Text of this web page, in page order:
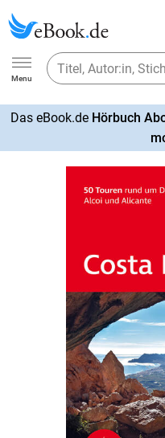
Ebook.de
Menu
Das eBook.de Hörbuch